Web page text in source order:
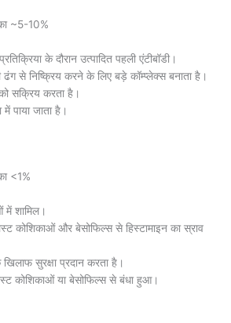
~5-10%
के दौरान उत्पादित पहली एंटीबॉडी।
ढंग से निष्क्रिय करने के लिए बड़े कॉम्प्लेक्स बनाता है।
सक्रिय करता है।
पाया जाता है।
<1%
में शामिल।
कोशिकाओं और बेसोफिल्स से हिस्टामाइन का स्राव
सुरक्षा प्रदान करता है।
कोशिकाओं या बेसोफिल्स से बंधा हुआ।